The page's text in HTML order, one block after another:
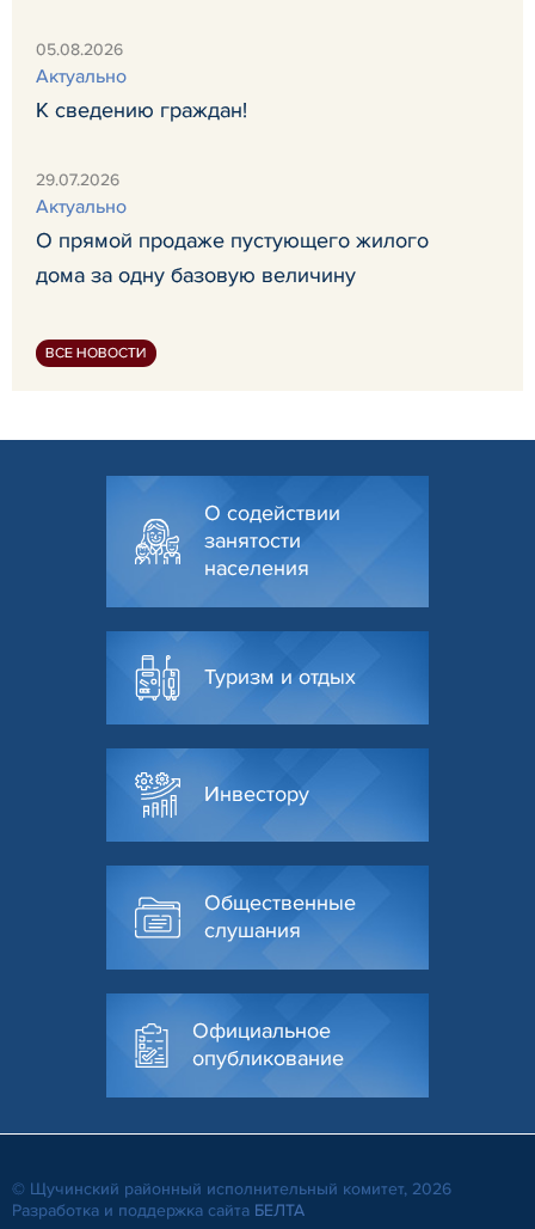
05.08.2026
Актуально
К сведению граждан!
29.07.2026
Актуально
О прямой продаже пустующего жилого
дома за одну базовую величину
ВСЕ НОВОСТИ
О содействии
занятости
населения
Туризм и отдых
Инвестору
Общественные
слушания
Официальное
опубликование
© Щучинский районный исполнительный комитет, 2026
Разработка и поддержка сайта БЕЛТА